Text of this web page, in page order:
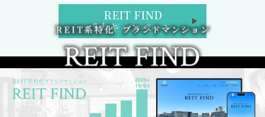
REIT FIND
5大キャンペーン